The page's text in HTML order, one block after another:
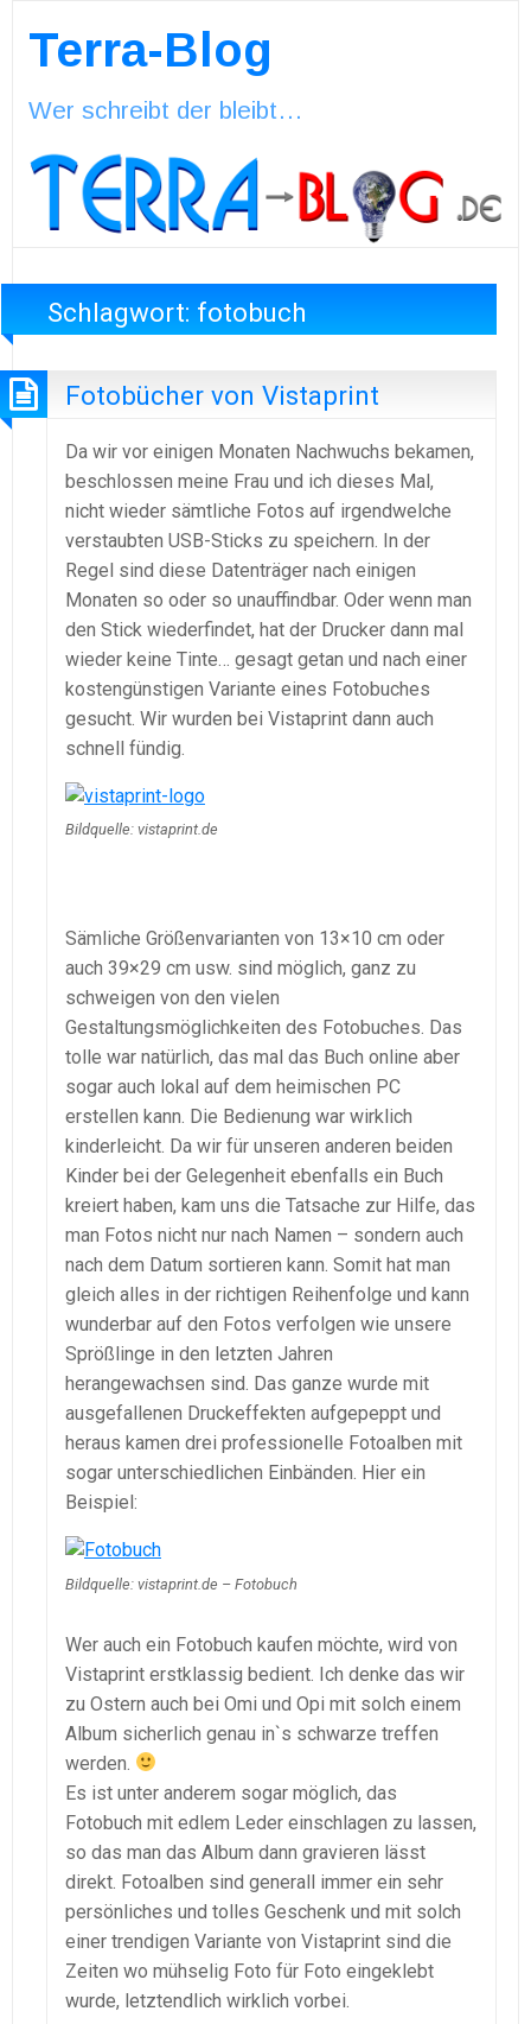
Terra-Blog
Wer schreibt der bleibt…
Schlagwort: fotobuch
Fotobücher von Vistaprint
Da wir vor einigen Monaten Nachwuchs bekamen,
beschlossen meine Frau und ich dieses Mal,
nicht wieder sämtliche Fotos auf irgendwelche
verstaubten USB-Sticks zu speichern. In der
Regel sind diese Datenträger nach einigen
Monaten so oder so unauffindbar. Oder wenn man
den Stick wiederfindet, hat der Drucker dann mal
wieder keine Tinte… gesagt getan und nach einer
kostengünstigen Variante eines Fotobuches
gesucht. Wir wurden bei Vistaprint dann auch
schnell fündig.
Bildquelle: vistaprint.de
Sämliche Größenvarianten von 13×10 cm oder
auch 39×29 cm usw. sind möglich, ganz zu
schweigen von den vielen
Gestaltungsmöglichkeiten des Fotobuches. Das
tolle war natürlich, das mal das Buch online aber
sogar auch lokal auf dem heimischen PC
erstellen kann. Die Bedienung war wirklich
kinderleicht. Da wir für unseren anderen beiden
Kinder bei der Gelegenheit ebenfalls ein Buch
kreiert haben, kam uns die Tatsache zur Hilfe, das
man Fotos nicht nur nach Namen – sondern auch
nach dem Datum sortieren kann. Somit hat man
gleich alles in der richtigen Reihenfolge und kann
wunderbar auf den Fotos verfolgen wie unsere
Sprößlinge in den letzten Jahren
herangewachsen sind. Das ganze wurde mit
ausgefallenen Druckeffekten aufgepeppt und
heraus kamen drei professionelle Fotoalben mit
sogar unterschiedlichen Einbänden. Hier ein
Beispiel:
Bildquelle: vistaprint.de – Fotobuch
Wer auch ein Fotobuch kaufen möchte, wird von
Vistaprint erstklassig bedient. Ich denke das wir
zu Ostern auch bei Omi und Opi mit solch einem
Album sicherlich genau in`s schwarze treffen
werden.
Es ist unter anderem sogar möglich, das
Fotobuch mit edlem Leder einschlagen zu lassen,
so das man das Album dann gravieren lässt
direkt. Fotoalben sind generall immer ein sehr
persönliches und tolles Geschenk und mit solch
einer trendigen Variante von Vistaprint sind die
Zeiten wo mühselig Foto für Foto eingeklebt
wurde, letztendlich wirklich vorbei.